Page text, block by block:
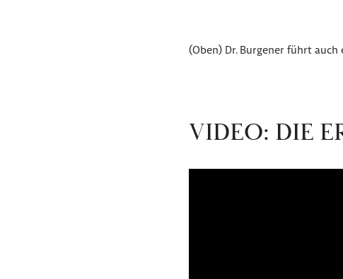
(Oben) Dr. Burgener führt
VIDEO: DIE